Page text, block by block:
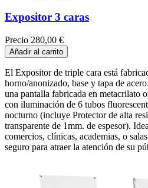
Expositor 3 caras
Precio 280,00 €
Añadir al carrito
El Expositor de triple cara está
horno/anonizado, base y tapa de
una pantalla fabricada en metacrilato
con iluminación de 6 tubos
nocturno (incluye Protector de alta
transparente de 1mm. de espesor).
comercios, clínicas, academias, o
seguro para atraer la atención de su